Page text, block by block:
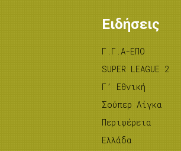
Ειδήσεις
Γ.Γ.Α-ΕΠΟ
SUPER LEAGUE 2
Γ’ Εθνική
Σούπερ Λίγκα
Περιφέρεια
Ελλάδα